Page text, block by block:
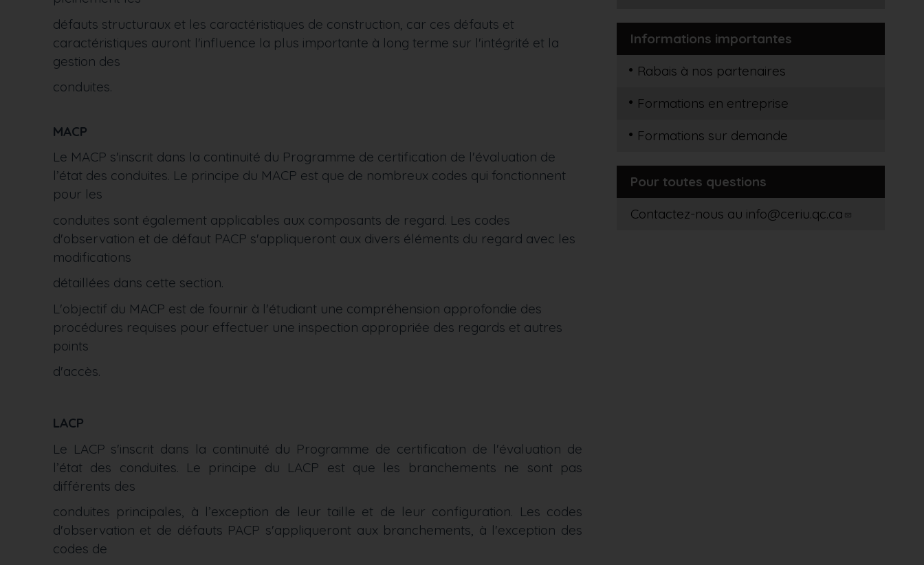
défauts structuraux et les caractéristiques de construction, car ces défauts et
caractéristiques auront l'influence la plus importante à long terme sur l'intégrité et la
gestion des
conduites.
MACP
Le MACP s'inscrit dans la continuité du Programme de certification de l'évaluation de
l’état des conduites. Le principe du MACP est que de nombreux codes qui fonctionnent
pour les
conduites sont également applicables aux composants de regard. Les codes
d'observation et de défaut PACP s'appliqueront aux divers éléments du regard avec les
modifications
détaillées dans cette section.
L'objectif du MACP est de fournir à l'étudiant une compréhension approfondie des
procédures requises pour effectuer une inspection appropriée des regards et autres
points
d'accès.
LACP
Le LACP s'inscrit dans la continuité du Programme de certification de l'évaluation de
l’état des conduites. Le principe du LACP est que les branchements ne sont pas
différents des
conduites principales, à l’exception de leur taille et de leur configuration. Les codes
d'observation et de défauts PACP s'appliqueront aux branchements, à l'exception des
codes de
Informations importantes
Rabais à nos partenaires
Formations en entreprise
Formations sur demande
Pour toutes questions
Contactez-nous au info@ceriu.qc.ca